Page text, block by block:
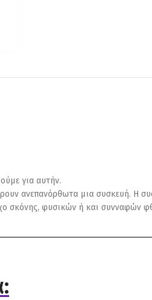
για αυτήν.
ανεπανόρθωτα μια συσκευή. Η
σκόνης, φυσικών ή και συνναφών